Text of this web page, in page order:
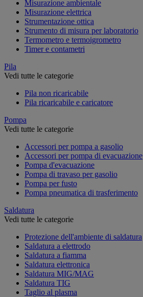
Misurazione ambientale
Misurazione elettrica
Strumentazione ottica
Strumento di misura per laboratorio
Termometro e termoigrometro
Timer e contametri
Pila
Vedi tutte le categorie
Pila non ricaricabile
Pila ricaricabile e caricatore
Pompa
Vedi tutte le categorie
Accessori per pompa a gasolio
Accessori per pompa di evacuazione
Pompa d'evacuazione
Pompa di travaso per gasolio
Pompa per fusto
Pompa pneumatica di trasferimento
Saldatura
Vedi tutte le categorie
Protezione dell'ambiente di saldatura
Saldatura a elettrodo
Saldatura a fiamma
Saldatura elettronica
Saldatura MIG/MAG
Saldatura TIG
Taglio al plasma